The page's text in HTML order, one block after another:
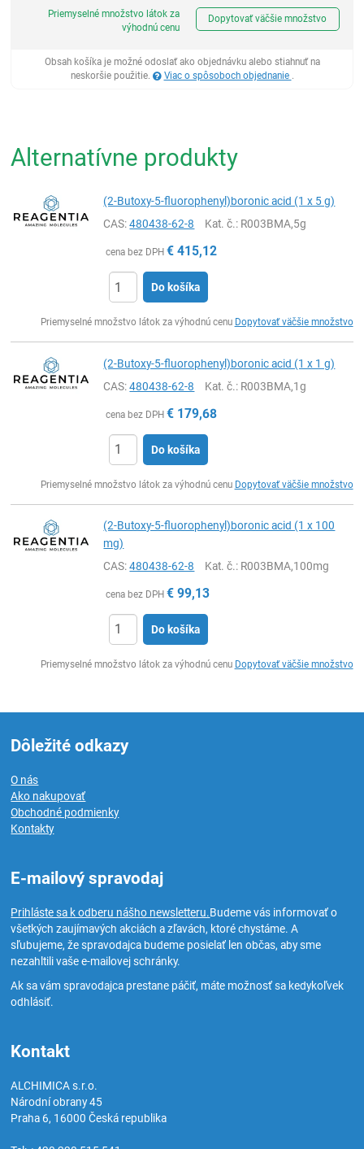
Priemyselné množstvo látok za
výhodnú cenu
Dopytovať väčšie množstvo
Obsah košíka je možné odoslať ako objednávku alebo stiahnuť na
neskoršie použitie.
Viac o spôsoboch objednanie .
Alternatívne produkty
(2-Butoxy-5-fluorophenyl)boronic acid (1 x 5 g)
CAS:480438-62-8 Kat. č.: R003BMA,5g
cena bez DPH € 415,12
Do košíka
Priemyselné množstvo látok za výhodnú cenu Dopytovať väčšie množstvo
(2-Butoxy-5-fluorophenyl)boronic acid (1 x 1 g)
CAS:480438-62-8 Kat. č.: R003BMA,1g
cena bez DPH € 179,68
Do košíka
Priemyselné množstvo látok za výhodnú cenu Dopytovať väčšie množstvo
(2-Butoxy-5-fluorophenyl)boronic acid (1 x 100
mg)
CAS:480438-62-8 Kat. č.: R003BMA,100mg
cena bez DPH € 99,13
Do košíka
Priemyselné množstvo látok za výhodnú cenu Dopytovať väčšie množstvo
Dôležité odkazy
O nás
Ako nakupovať
Obchodné podmienky
Kontakty
E-mailový spravodaj
Prihláste sa k odberu nášho newsletteru.Budeme vás informovať o
všetkých zaujímavých akciách a zľavách, ktoré chystáme. A
sľubujeme, že spravodajca budeme posielať len občas, aby sme
nezahltili vaše e-mailovej schránky.
Ak sa vám spravodajca prestane páčiť, máte možnosť sa kedykoľvek
odhlásiť.
Kontakt
ALCHIMICA s.r.o.
Národní obrany 45
Praha 6, 16000Česká republika